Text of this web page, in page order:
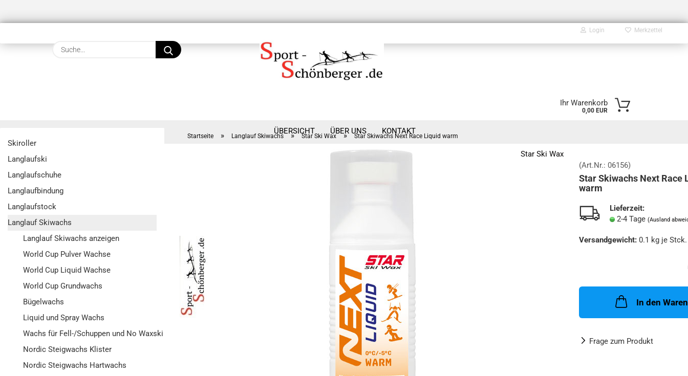
Login Merkzettel
Suche...
Ihr Warenkorb
0,00 EUR
ÜBERSICHT ÜBER UNS KONTAKT
Startseite » Langlauf Skiwachs » Star Ski Wax » Star Skiwachs Next Race Liquid warm
Star Ski Wax
(Art.Nr.: 06156)
Star Skiwachs Next Race
warm
Lieferzeit:
2-4 Tage (Ausland
Versandgewicht: 0.1 kg je Stck.
In den
Frage zum Produkt
Skiroller
Langlaufski
Langlaufschuhe
Langlaufbindung
Langlaufstock
Langlauf Skiwachs
Langlauf Skiwachs anzeigen
World Cup Pulver Wachse
World Cup Liquid Wachse
World Cup Grundwachs
Bügelwachs
Liquid und Spray Wachs
Wachs für Fell-/Schuppen und No Waxski
Nordic Steigwachs Klister
Nordic Steigwachs Hartwachs